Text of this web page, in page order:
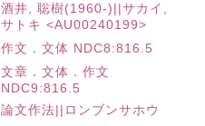
酒井, 聡樹(1960-)||サカイ,
サトキ <AU00240199>
作文．文体 NDC8:816.5
文章．文体．作文
NDC9:816.5
論文作法||ロンブンサホウ